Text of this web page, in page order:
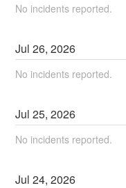
No incidents reported.
Jul26,2026
No incidents reported.
Jul25,2026
No incidents reported.
Jul24,2026